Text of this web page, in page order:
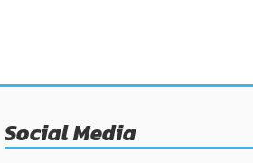
Social Media